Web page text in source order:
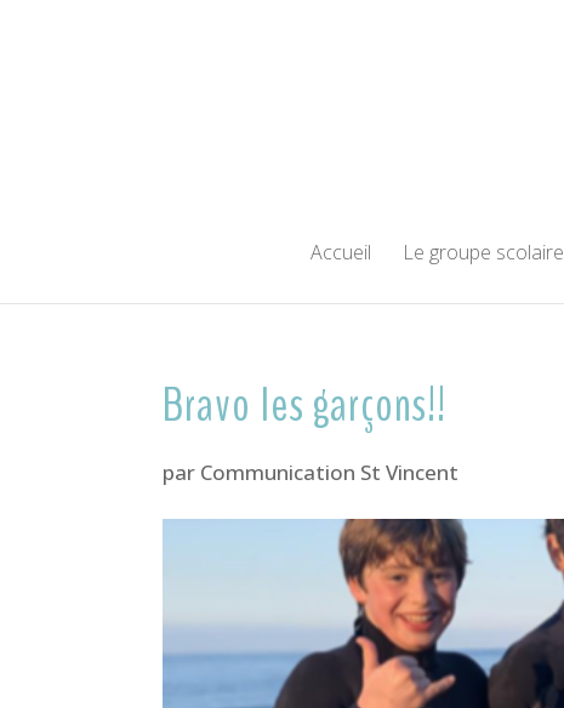
Accueil Le groupe scolaire
Bravo les garçons!!
par Communication St Vincent